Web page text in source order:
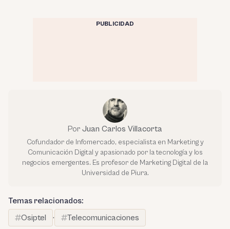
PUBLICIDAD
Por Juan Carlos Villacorta
Cofundador de Infomercado, especialista en Marketing y
Comunicación Digital y apasionado por la tecnología y los
negocios emergentes. Es profesor de Marketing Digital de la
Universidad de Piura.
Temas relacionados:
Osiptel
· Telecomunicaciones